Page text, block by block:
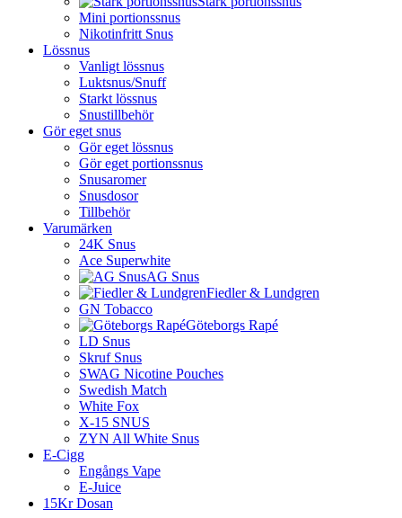
Mini portionssnus
Nikotinfritt Snus
Lössnus
Vanligt lössnus
Luktsnus/Snuff
Starkt lössnus
Snustillbehör
Gör eget snus
Gör eget lössnus
Gör eget portionssnus
Snusaromer
Snusdosor
Tillbehör
Varumärken
24K Snus
Ace Superwhite
AG Snus
Fiedler & Lundgren
GN Tobacco
Göteborgs Rapé
LD Snus
Skruf Snus
SWAG Nicotine Pouches
Swedish Match
White Fox
X-15 SNUS
ZYN All White Snus
E-Cigg
Engångs Vape
E-Juice
15Kr Dosan